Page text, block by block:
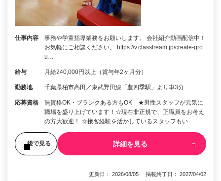
仕事内容
事務や学童指導業務をお願いします。 会社紹介動画配信中！
お気軽にご相談ください。 https://v.classtream.jp/create-gro
u…
給与 月給240,000円以上（賞与年2ヶ月分）
勤務地 千葉県柏市高田／東武野田線「豊四季駅」より車3分
応募資格
無資格OK・ブランクある方もOK ★男性スタッフが元気に
職場を盛り上げています！☆現在非正規で、正職員をお考え
の方大歓迎！ ☆接客経験を活かしているスタッフもい…
後で見る 詳細を見る
更新日： 2026/08/05 掲載終了日： 2027/04/02